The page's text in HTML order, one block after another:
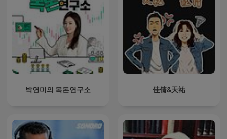
박연미의 목돈연구소 佳倩&天祐